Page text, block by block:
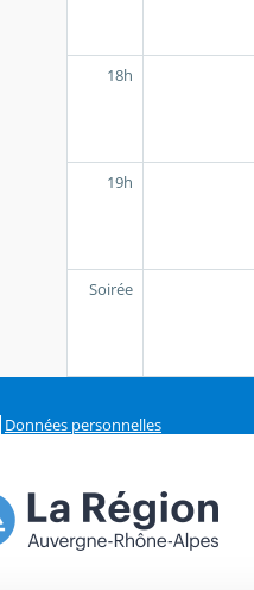
18h
19h
Soirée
Données personnelles